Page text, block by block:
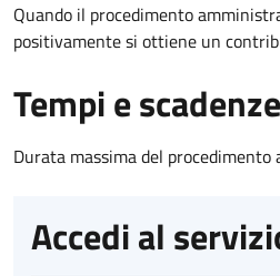
Quando il procedimento
positivamente si ottiene un
Tempi e scadenze
Durata massima del
Accedi al